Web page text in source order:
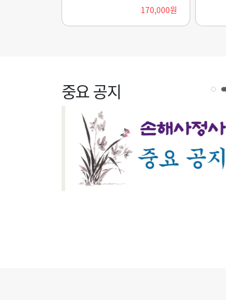
170,000원
30,000원
중요 공지